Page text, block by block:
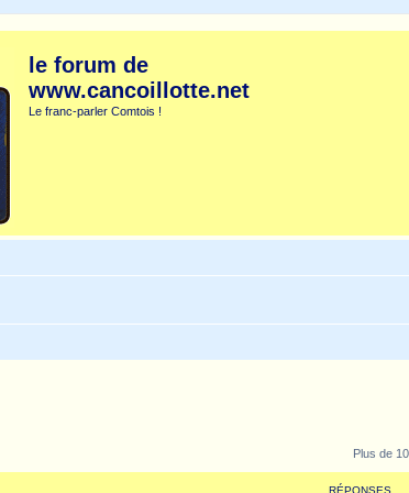
le forum de
www.cancoillotte.net
Le franc-parler Comtois !
Plus de
RÉPONSES